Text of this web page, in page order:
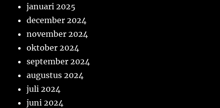
januari 2025
december 2024
november 2024
oktober 2024
september 2024
augustus 2024
juli 2024
juni 2024